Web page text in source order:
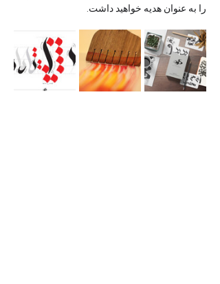
را به عنوان هدیه خواهید داشت.